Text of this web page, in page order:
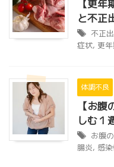
【更
と不正
不正
症状, 更
体調不良
【お
しむ１
お腹
腸炎, 感